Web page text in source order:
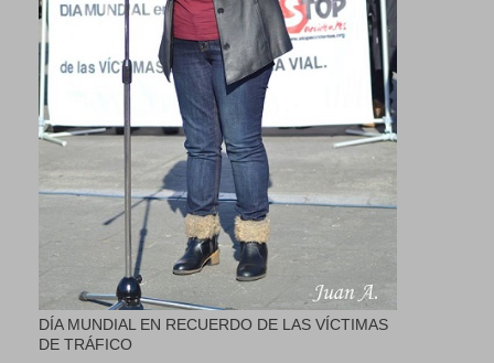
DÍA MUNDIAL EN RECUERDO DE LAS VÍCTIMAS
DE TRÁFICO